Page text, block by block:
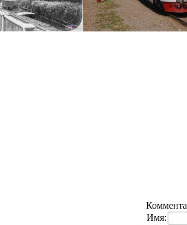
Имя: